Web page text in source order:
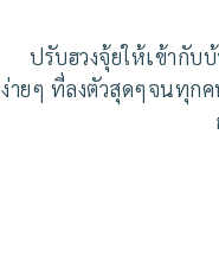
ปรับฮวงจุ้ยให้เข้ากับ
ง่ายๆ ที่ลงตัวสุดๆจนทุก